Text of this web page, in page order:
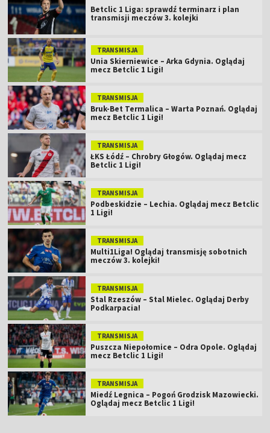
Betclic 1 Liga: sprawdź terminarz i plan
transmisji meczów 3. kolejki
TRANSMISJA
Unia Skierniewice – Arka Gdynia. Oglądaj
mecz Betclic 1 Ligi!
TRANSMISJA
Bruk-Bet Termalica – Warta Poznań. Oglądaj
mecz Betclic 1 Ligi!
TRANSMISJA
ŁKS Łódź – Chrobry Głogów. Oglądaj mecz
Betclic 1 Ligi!
TRANSMISJA
Podbeskidzie – Lechia. Oglądaj mecz Betclic
1 Ligi!
TRANSMISJA
Multi1Liga! Oglądaj transmisję sobotnich
meczów 3. kolejki!
TRANSMISJA
Stal Rzeszów – Stal Mielec. Oglądaj Derby
Podkarpacia!
TRANSMISJA
Puszcza Niepołomice – Odra Opole. Oglądaj
mecz Betclic 1 Ligi!
TRANSMISJA
Miedź Legnica – Pogoń Grodzisk Mazowiecki.
Oglądaj mecz Betclic 1 Ligi!